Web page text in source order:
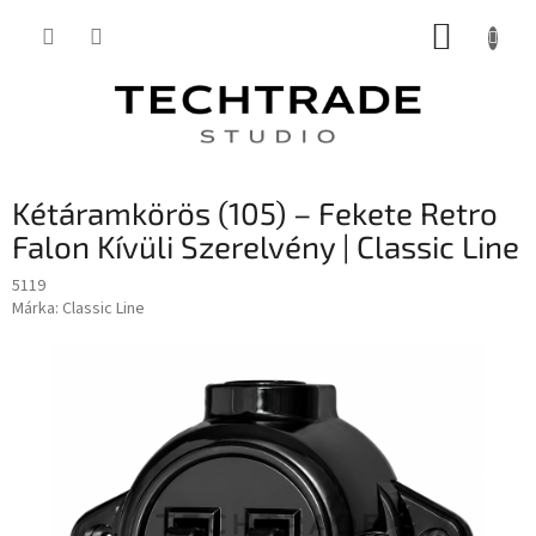
KOSÁR
Kétáramkörös (105) – Fekete Retro
Falon Kívüli Szerelvény | Classic Line
5119
Márka: Classic Line